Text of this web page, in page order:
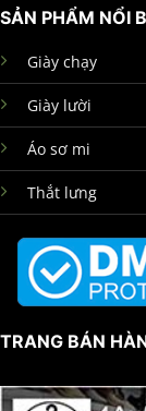
SẢN PHẨM NỔI
Giày chạy
Giày lười
Áo sơ mi
Thắt lưng
TRANG BÁN